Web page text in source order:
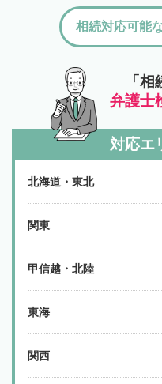
「
弁護士
相続対応可能
対応エ
北海道・東北
関東
甲信越・北陸
東海
関西